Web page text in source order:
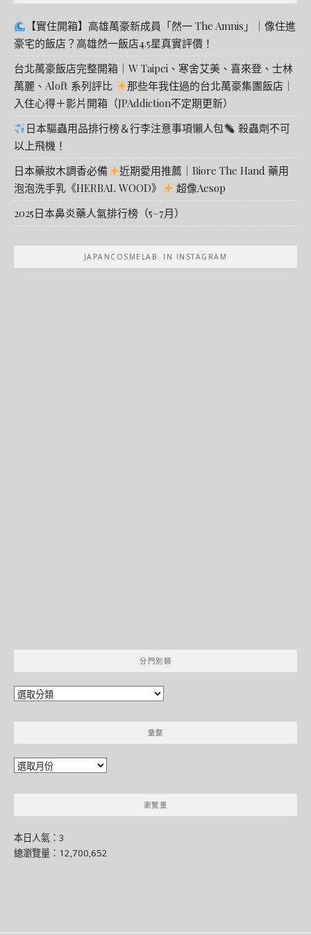
【實住開箱】高雄萬豪新成員「然一 The Amnis」｜像住進
豪宅的飯店？高雄然一飯店4.5星真實評價！
台北萬豪飯店完整開箱｜W Taipei、寒舍艾美、喜來登、士林
萬麗、Aloft 系列評比
那些年我住過的台北萬豪集團飯店｜
入住心得＋影片開箱（JPAddiction不定期更新）
日本驅蟲用品排行榜＆行李注意事項懶人包
殺蟲劑不可
以上飛機！
日本藥妝木調香必備
近期愛用推薦｜Biore The Hand 藥用
泡泡洗手乳《HERBAL WOOD》
超像Aesop
2025日本鼻炎藥人氣排行榜（5–7月）
JAPANCOSMELAB. IN INSTAGRAM
分門別類
分
別
彙整
彙
瀏覽量
本日人氣：3
總瀏覽量：12,700,652